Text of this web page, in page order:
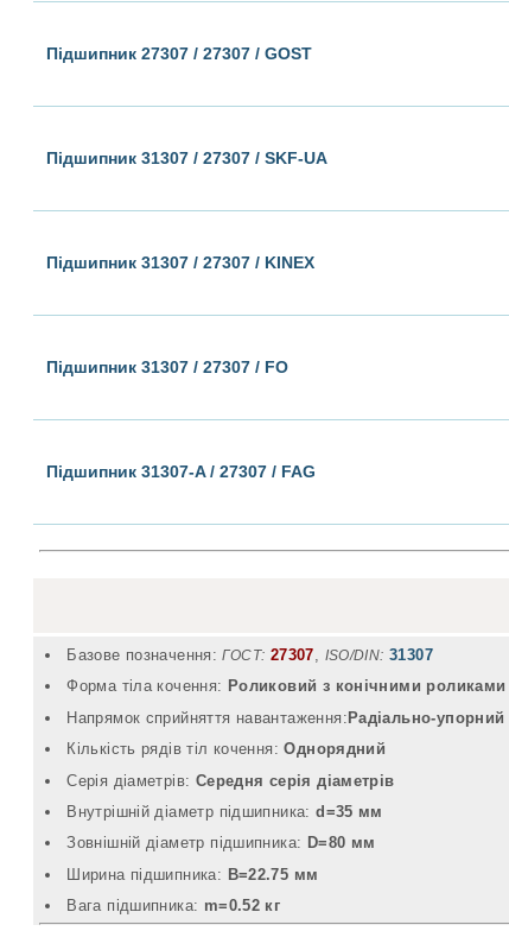
Підшипник 27307 / 27307 / GOST
Підшипник 31307 / 27307 / SKF-UA
Підшипник 31307 / 27307 / KINEX
Підшипник 31307 / 27307 / FO
Підшипник 31307-A / 27307 / FAG
Базове позначення: ГОСТ: 27307, ISO/DIN: 31307
Форма тіла кочення: Роликовий з конічними роликами
Напрямок сприйняття навантаження: Радіально-упорний
Кількість рядів тіл кочення:Однорядний
Серія діаметрів: Середня серія діаметрів
Внутрішній діаметр підшипника:d=35 мм
Зовнішній діаметр підшипника: D=80 мм
Ширина підшипника: B=22.75 мм
Вага підшипника: m=0.52 кг